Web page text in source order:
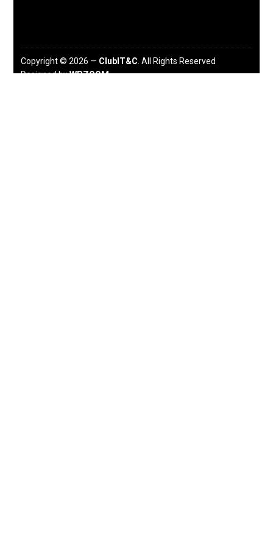
Copyright © 2026 — ClubIT&C . All Rights Reserved
Designed byWPZOOM